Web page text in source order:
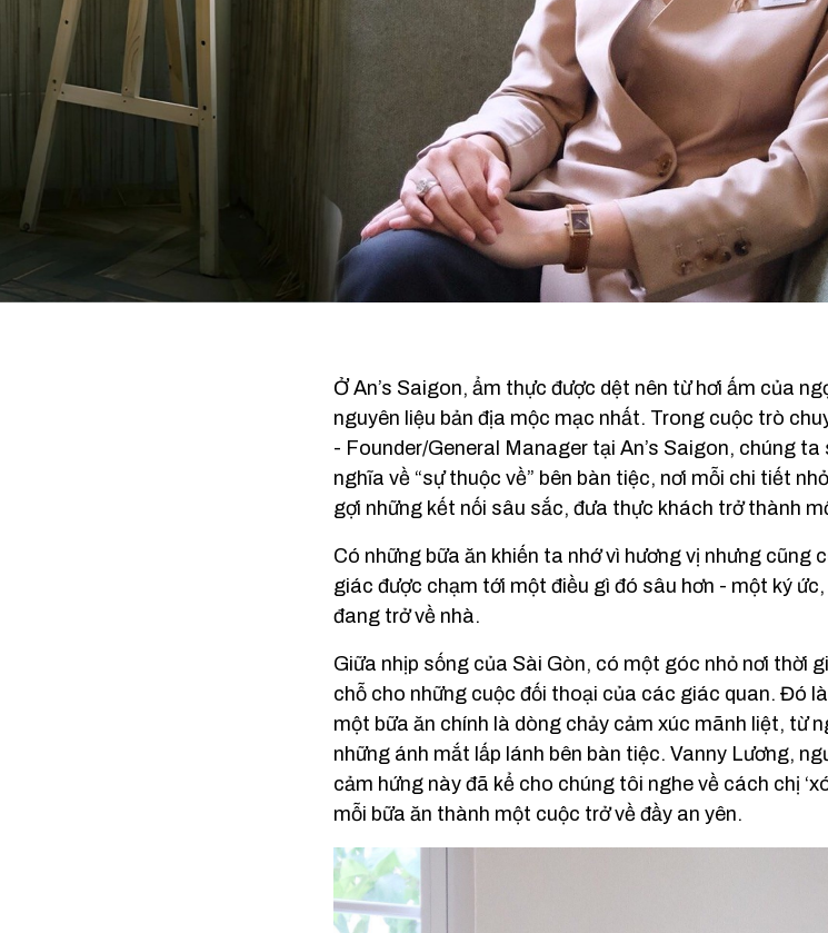
Ở An’s Saigon, ẩm thực được dệt nên từ hơi ấm của
nguyên liệu bản địa mộc mạc nhất. Trong cuộc trò
- Founder/General Manager tại An’s Saigon, chúng
nghĩa về “sự thuộc về” bên bàn tiệc, nơi mỗi chi tiết
gợi những kết nối sâu sắc, đưa thực khách trở thành
Có những bữa ăn khiến ta nhớ vì hương vị nhưng cũng
giác được chạm tới một điều gì đó sâu hơn - một ký
đang trở về nhà.
Giữa nhịp sống của Sài Gòn, có một góc nhỏ nơi thời
chỗ cho những cuộc đối thoại của các giác quan. Đó
một bữa ăn chính là dòng chảy cảm xúc mãnh liệt, từ
những ánh mắt lấp lánh bên bàn tiệc. Vanny Lương,
cảm hứng này đã kể cho chúng tôi nghe về cách chị
mỗi bữa ăn thành một cuộc trở về đầy an yên.